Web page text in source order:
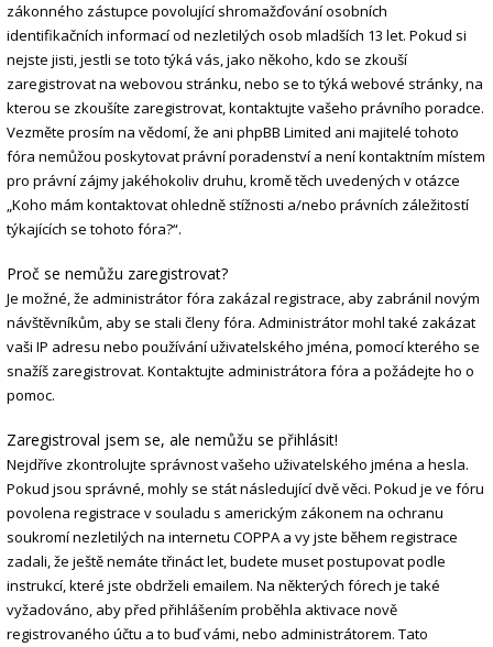
zákonného zástupce povolující shromažďování osobních
identifikačních informací od nezletilých osob mladších 13 let. Pokud si
nejste jisti, jestli se toto týká vás, jako někoho, kdo se zkouší
zaregistrovat na webovou stránku, nebo se to týká webové stránky, na
kterou se zkoušíte zaregistrovat, kontaktujte vašeho právního poradce.
Vezměte prosím na vědomí, že ani phpBB Limited ani majitelé tohoto
fóra nemůžou poskytovat právní poradenství a není kontaktním místem
pro právní zájmy jakéhokoliv druhu, kromě těch uvedených v otázce
„Koho mám kontaktovat ohledně stížnosti a/nebo právních záležitostí
týkajících se tohoto fóra?“.
Proč se nemůžu zaregistrovat?
Je možné, že administrátor fóra zakázal registrace, aby zabránil novým
návštěvníkům, aby se stali členy fóra. Administrátor mohl také zakázat
vaši IP adresu nebo používání uživatelského jména, pomocí kterého se
snažíš zaregistrovat. Kontaktujte administrátora fóra a požádejte ho o
pomoc.
Zaregistroval jsem se, ale nemůžu se přihlásit!
Nejdříve zkontrolujte správnost vašeho uživatelského jména a hesla.
Pokud jsou správné, mohly se stát následující dvě věci. Pokud je ve fóru
povolena registrace v souladu s americkým zákonem na ochranu
soukromí nezletilých na internetu COPPA a vy jste během registrace
zadali, že ještě nemáte třináct let, budete muset postupovat podle
instrukcí, které jste obdrželi emailem. Na některých fórech je také
vyžadováno, aby před přihlášením proběhla aktivace nově
registrovaného účtu a to buď vámi, nebo administrátorem. Tato